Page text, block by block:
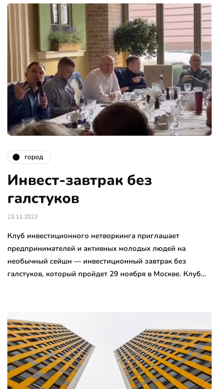
город
Инвест-завтрак без
галстуков
23.11.2023
Клуб инвестиционного нетворкинга приглашает
предпринимателей и активных молодых людей на
необычный сейшн — инвестиционный завтрак без
галстуков, который пройдет 29 ноября в Москве. Клуб…